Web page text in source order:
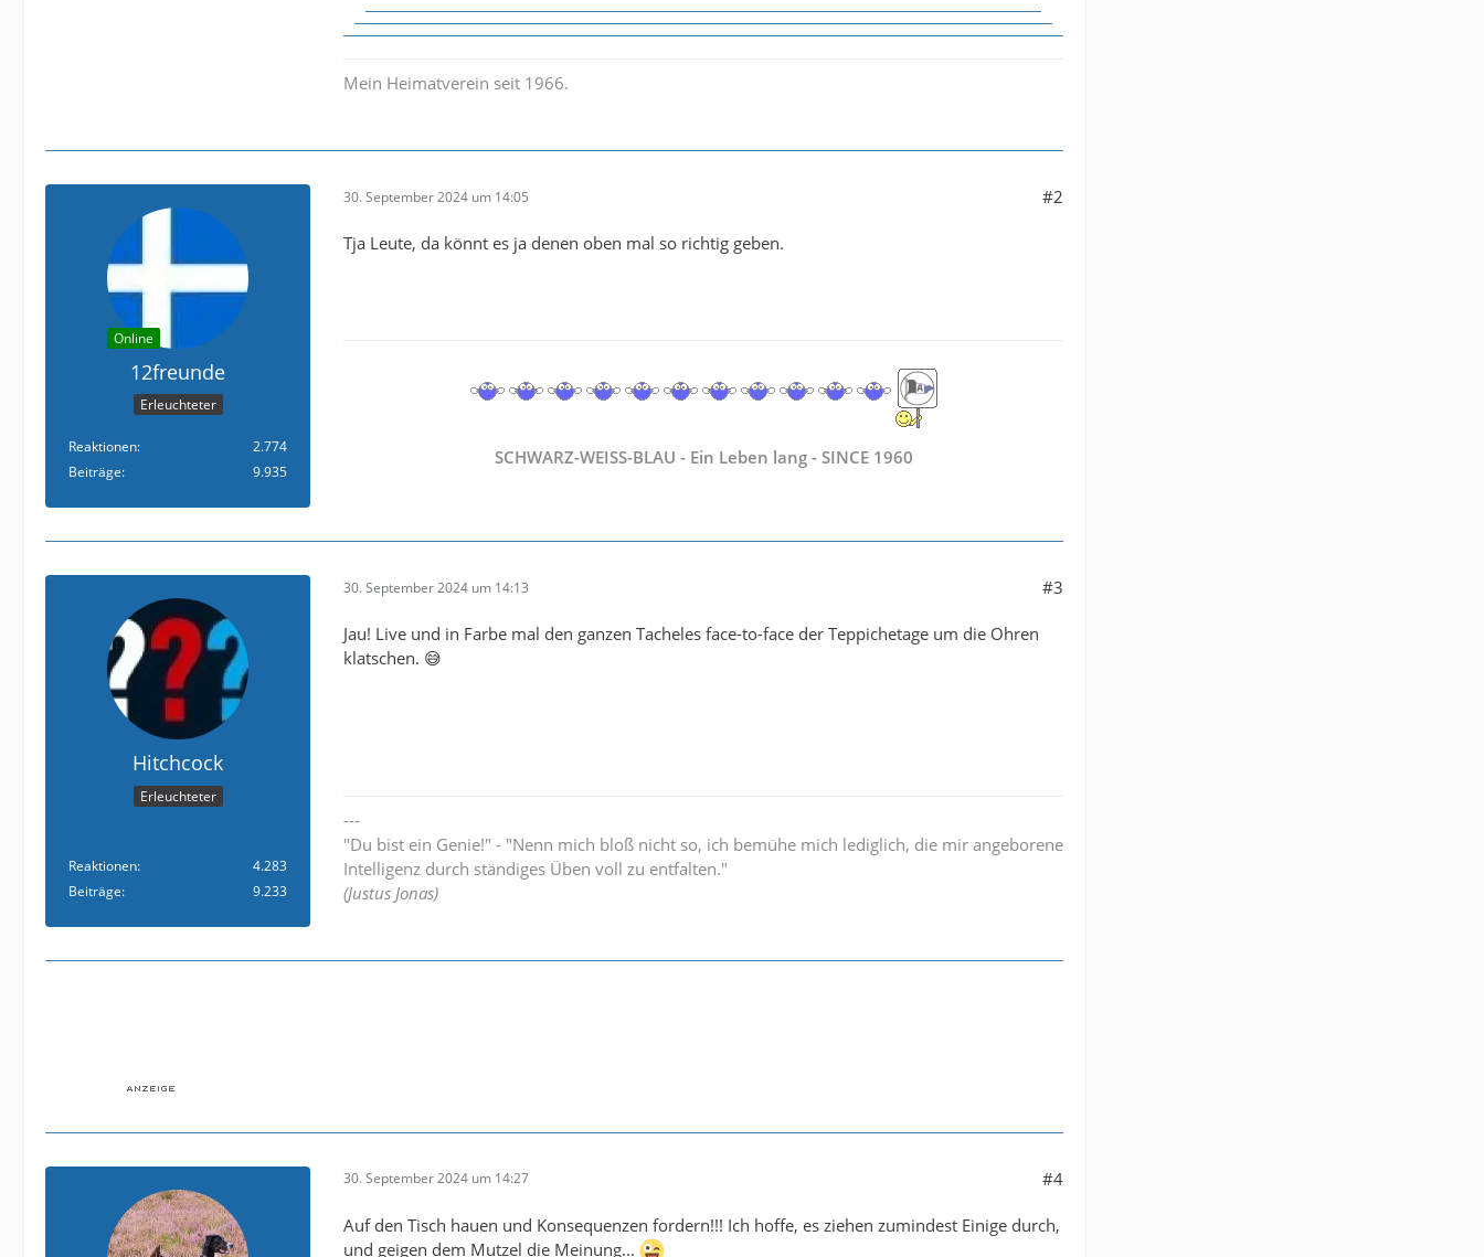
Mein Heimatverein seit 1966.
Online
12freunde
Erleuchteter
Reaktionen
2.774
Beiträge
9.935
30. September 2024 um 14:05 #2
Tja Leute, da könnt es ja denen oben mal so richtig geben.
SCHWARZ-WEISS-BLAU - Ein Leben lang - SINCE 1960
Hitchcock
Erleuchteter
Reaktionen
4.283
Beiträge
9.233
30. September 2024 um 14:13 #3
Jau! Live und in Farbe mal den ganzen Tacheles face-to-face der Teppichetage um die Ohren
klatschen. 😅
---
"Du bist ein Genie!" - "Nenn mich bloß nicht so, ich bemühe mich lediglich, die mir angeborene
Intelligenz durch ständiges Üben voll zu entfalten."
(Justus Jonas)
30. September 2024 um 14:27 #4
Auf den Tisch hauen und Konsequenzen fordern!!! Ich hoffe, es ziehen zumindest Einige durch,
und geigen dem Mutzel die Meinung...